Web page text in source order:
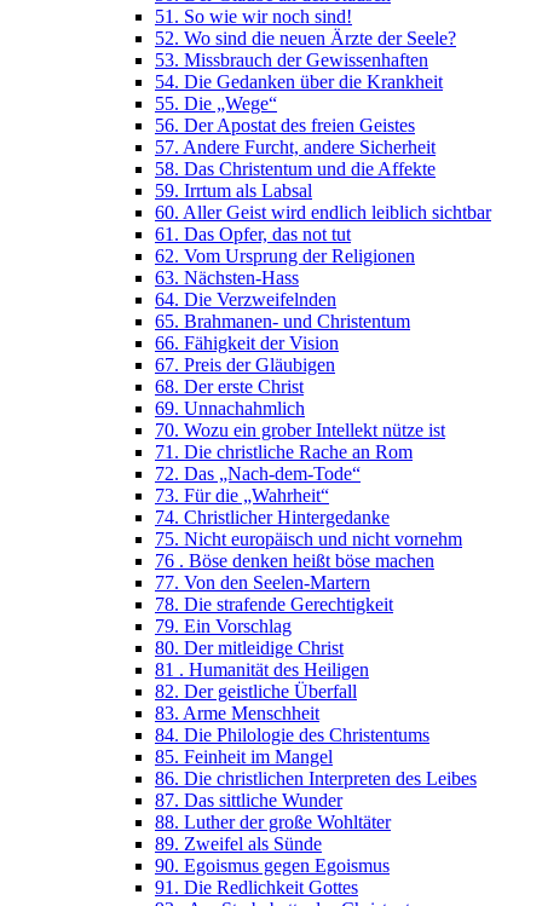
51. So wie wir noch sind!
52. Wo sind die neuen Ärzte der Seele?
53. Missbrauch der Gewissenhaften
54. Die Gedanken über die Krankheit
55. Die „Wege“
56. Der Apostat des freien Geistes
57. Andere Furcht, andere Sicherheit
58. Das Christentum und die Affekte
59. Irrtum als Labsal
60. Aller Geist wird endlich leiblich sichtbar
61. Das Opfer, das not tut
62. Vom Ursprung der Religionen
63. Nächsten-Hass
64. Die Verzweifelnden
65. Brahmanen- und Christentum
66. Fähigkeit der Vision
67. Preis der Gläubigen
68. Der erste Christ
69. Unnachahmlich
70. Wozu ein grober Intellekt nütze ist
71. Die christliche Rache an Rom
72. Das „Nach-dem-Tode“
73. Für die „Wahrheit“
74. Christlicher Hintergedanke
75. Nicht europäisch und nicht vornehm
76 . Böse denken heißt böse machen
77. Von den Seelen-Martern
78. Die strafende Gerechtigkeit
79. Ein Vorschlag
80. Der mitleidige Christ
81 . Humanität des Heiligen
82. Der geistliche Überfall
83. Arme Menschheit
84. Die Philologie des Christentums
85. Feinheit im Mangel
86. Die christlichen Interpreten des Leibes
87. Das sittliche Wunder
88. Luther der große Wohltäter
89. Zweifel als Sünde
90. Egoismus gegen Egoismus
91. Die Redlichkeit Gottes